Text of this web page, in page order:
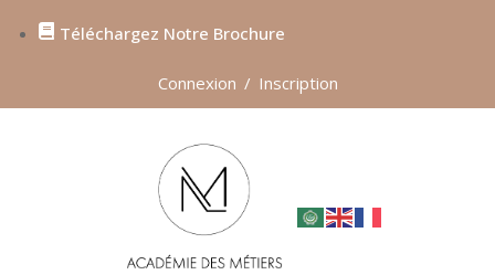
Téléchargez Notre Brochure
Connexion / Inscription
SIGN IN
Don’t have an account?